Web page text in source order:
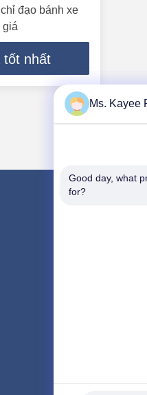
đạo bánh xe
giá
tốt nhất
Ms. Kayee
Good day, what
for?